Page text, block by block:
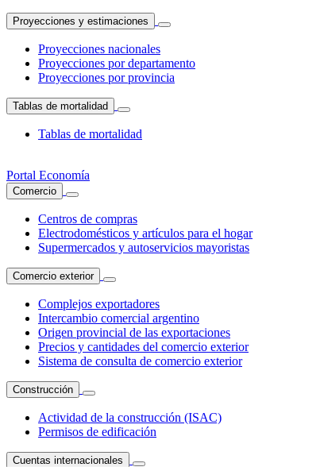
Proyecciones y estimaciones
Proyecciones nacionales
Proyecciones por departamento
Proyecciones por provincia
Tablas de mortalidad
Tablas de mortalidad
Portal Economía
Comercio
Centros de compras
Electrodomésticos y artículos para el hogar
Supermercados y autoservicios mayoristas
Comercio exterior
Complejos exportadores
Intercambio comercial argentino
Origen provincial de las exportaciones
Precios y cantidades del comercio exterior
Sistema de consulta de comercio exterior
Construcción
Actividad de la construcción (ISAC)
Permisos de edificación
Cuentas internacionales